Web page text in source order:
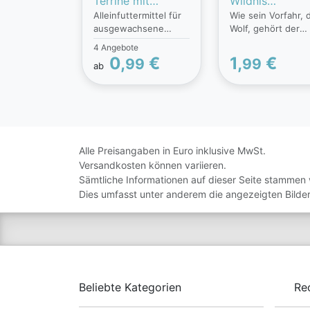
saftigem Rind &
Leber
Alleinfuttermittel für
ausgewachsene
Hunde. Cesar Zarte
Fleischstückchen gibt
es in sieben
köstlichen Sorten.
damit jede Mahlzeit
zu einem wahren
Geschmackserlebnis
- ohne künstliche
Aromastoffe.
4 Angebote
ab 0,99 €
Geflügelherzen
getreidefrei
Wie sein Vorfahr,
Wolf, gehört der
Fleischfressern.
Fleisch bildet die
Basis für die
Vitamine. Da er
Fleischfresser ist,
gehören zu einer
ausgewogenen
Ernährung
Muskulatur, es
1,99 €
Alle Preisangaben in Euro inklusive MwSt.
Versandkosten können variieren.
Sämtliche Informationen auf dieser Seite
Dies umfasst unter anderem die angezeigten
Beliebte Kategorien